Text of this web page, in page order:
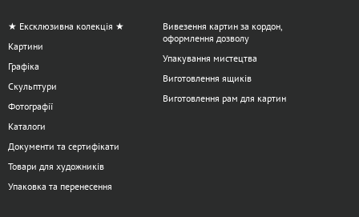
★ Ексклюзивна колекція ★
Картини
Графіка
Скульптури
Фотографії
Каталоги
Документи та сертифікати
Товари для художників
Упаковка та перенесення
Вивезення картин за кордон,
оформлення дозволу
Упакування мистецтва
Виготовлення ящиків
Виготовлення рам для картин